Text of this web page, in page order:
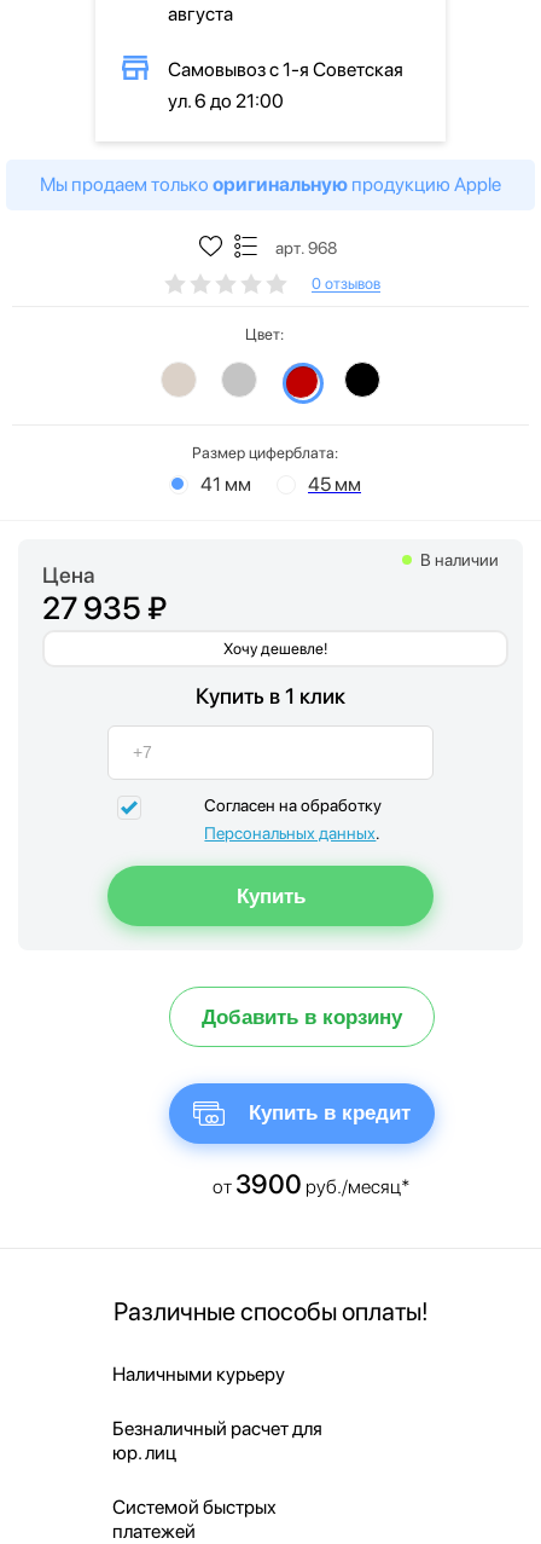
августа
Самовывоз с 1-я Советская
ул. 6 до 21:00
Мы продаем только оригинальную продукцию Apple
арт. 968
0 отзывов
Цвет:
Размер циферблата:
41 мм 45 мм
Цена
27 935 ₽
Хочу дешевле!
В наличии
Купить в 1 клик
Согласен на обработку
Персональных данных.
Добавить в корзину
Купить в кредит
от 3900 руб./месяц*
Различные способы оплаты!
Наличными курьеру
Безналичный расчет для
юр. лиц
Системой быстрых
платежей